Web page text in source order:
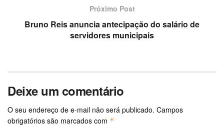
Próximo Post
Bruno Reis anuncia antecipação do salário de
servidores municipais
Deixe um comentário
O seu endereço de e-mail não será publicado. Campos
obrigatórios são marcados com *